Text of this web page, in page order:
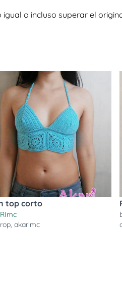
o incluso superar el
top corto
, akarimc